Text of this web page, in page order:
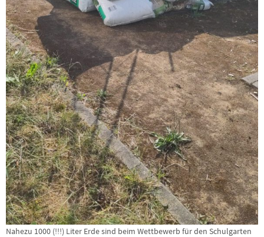
Nahezu 1000 (!!!) Liter Erde sind beim Wettbewerb für den Schulgarten